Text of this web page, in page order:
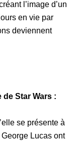
l’image d’un
en vie par
deviennent
de Star Wars :
se présente à
Lucas ont